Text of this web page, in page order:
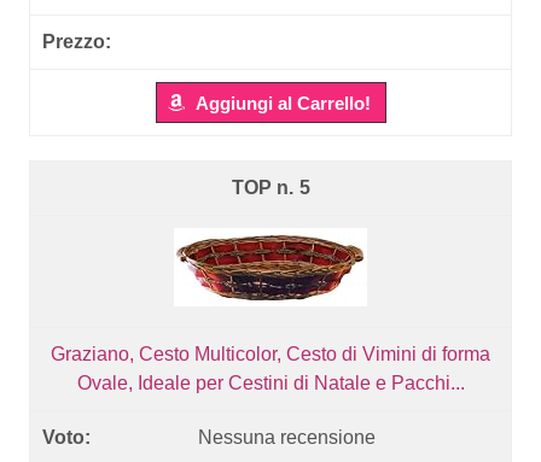
Aggiungi al Carrello!
5
Graziano, Cesto Multicolor, Cesto di Vimini di forma
Ovale, Ideale per Cestini di Natale e Pacchi...
Nessuna recensione